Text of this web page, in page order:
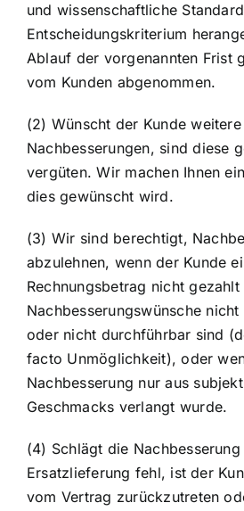
und wissenschaftliche
Entscheidungskriterium
Ablauf der vorgenannten Frist
vom Kunden abgenommen.
(2) Wünscht der Kunde weitere
Nachbesserungen, sind diese
vergüten. Wir machen Ihnen
dies gewünscht wird.
(3) Wir sind berechtigt,
abzulehnen, wenn der Kunde
Rechnungsbetrag nicht
Nachbesserungswünsche
oder nicht durchführbar sind
facto Unmöglichkeit), oder
Nachbesserung nur aus
Geschmacks verlangt wurde.
(4) Schlägt die
Ersatzlieferung fehl, ist der
vom Vertrag zurückzutreten